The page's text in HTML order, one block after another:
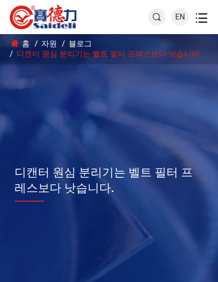
 EN 
홈 자원
블로그
디캔터 원심 분리기는 벨트 필터 프레스보다 낫습니다.
디캔터 원심 분리기는 벨트 필터 프
레스보다 낫습니다.